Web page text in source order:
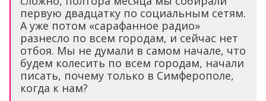
первую двадцатку по социальным сетям.
А уже потом «сарафанное радио»
разнесло по всем городам, и сейчас нет
отбоя. Мы не думали в самом начале, что
будем колесить по всем городам, начали
писать, почему только в Симферополе,
когда к нам?